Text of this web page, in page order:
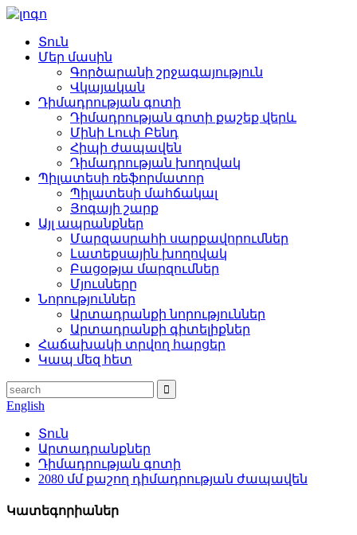
Տուն
Մեր մասին
Գործարանի շրջագայություն
Վկայական
Դիմադրության գոտի
Դիմադրության գոտի քաշեք վերև
Մինի Լուփ Բենդ
Հիպի ժապավեն
Դիմադրության խողովակ
Պիլատեսի ռեֆորմատոր
Պիլատեսի մահճակալ
Յոգայի շարք
Այլ ապրանքներ
Մարզասրահի սարքավորումներ
Լատեքսային խողովակ
Բացօթյա մարզումներ
Մյուսները
Նորություններ
Արտադրանքի նորություններ
Արտադրանքի գիտելիքներ
Հաճախակի տրվող հարցեր
Կապ մեզ հետ
English
Տուն
Արտադրանքներ
Դիմադրության գոտի
2080 մմ քաշող դիմադրության ժապավեն
Կատեգորիաներ